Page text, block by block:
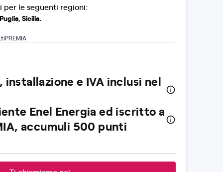
per le seguenti regioni:
Sicilia.
installazione e IVA inclusi nel
Enel Energia ed iscritto a
accumuli 500 punti